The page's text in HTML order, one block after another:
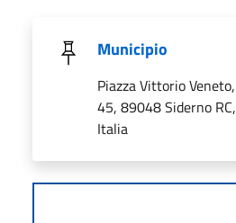
Municipio
Piazza Vittorio Veneto,
45, 89048 Siderno RC,
Italia